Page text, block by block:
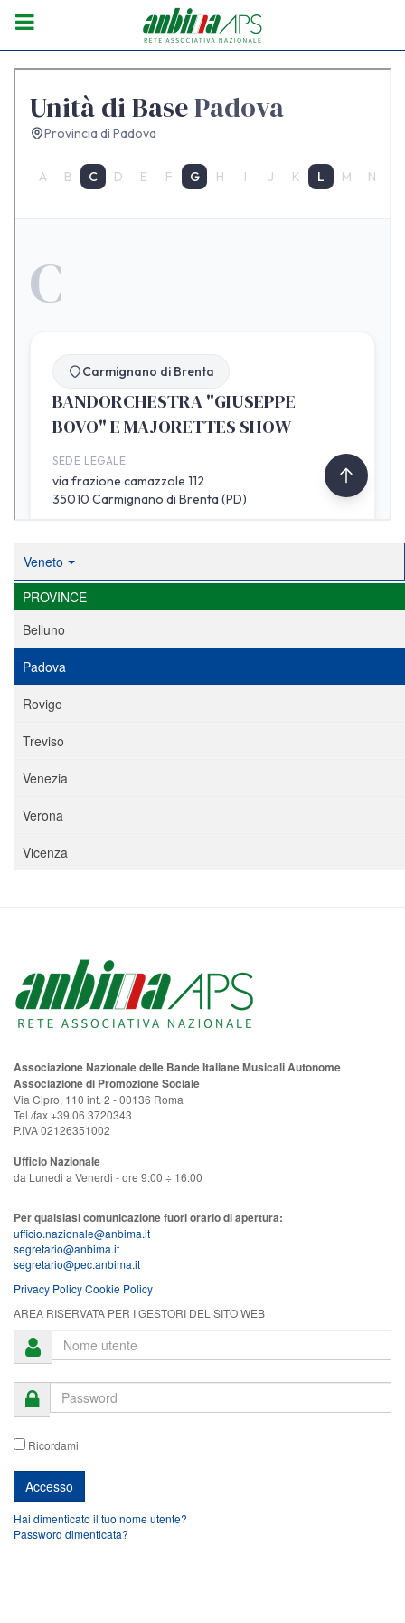
Veneto
PROVINCE
Belluno
Padova
Rovigo
Treviso
Venezia
Verona
Vicenza
Associazione Nazionale delle Bande Italiane Musicali Autonome
Associazione di Promozione Sociale
Via Cipro, 110 int. 2 - 00136 Roma
Tel./fax +39 06 3720343
P.IVA 02126351002
Ufficio Nazionale
da Lunedi a Venerdi - ore 9:00 ÷ 16:00
Per qualsiasi comunicazione fuori orario di apertura:
ufficio.nazionale@anbima.it
segretario@anbima.it
segretario@pec.anbima.it
Privacy PolicyCookie Policy
AREA RISERVATA PER I GESTORI DEL SITO WEB
Ricordami
Hai dimenticato il tuo nome utente?
Password dimenticata?